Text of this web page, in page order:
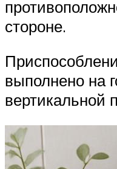
стороне.
выполнено на
вертикальной